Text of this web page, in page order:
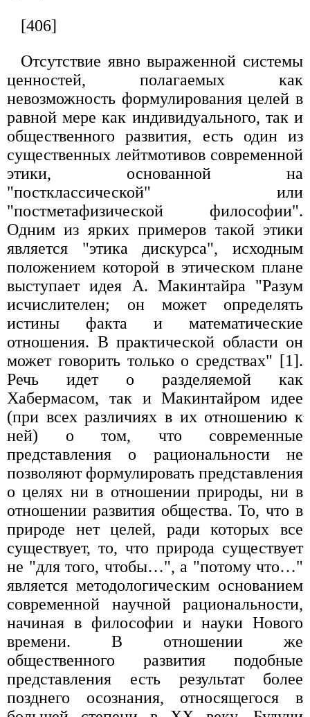
[406]
Отсутствие явно выраженной системы
ценностей, полагаемых как
невозможность формулирования целей в
равной мере как индивидуального, так и
общественного развития, есть один из
существенных лейтмотивов современной
этики, основанной на
"постклассической" или
"постметафизической философии".
Одним из ярких примеров такой этики
является "этика дискурса", исходным
положением которой в этическом плане
выступает идея А. Макинтайра "Разум
исчислителен; он может определять
истины факта и математические
отношения. В практической области он
может говорить только о средствах" [1].
Речь идет о разделяемой как
Хабермасом, так и Макинтайром идее
(при всех различиях в их отношению к
ней) о том, что современные
представления о рациональности не
позволяют формулировать представления
о целях ни в отношении природы, ни в
отношении развития общества. То, что в
природе нет целей, ради которых все
существует, то, что природа существует
не "для того, чтобы…", а "потому что…"
является методологическим основанием
современной научной рациональности,
начиная в философии и науки Нового
времени. В отношении же
общественного развития подобные
представления есть результат более
позднего осознания, относящегося в